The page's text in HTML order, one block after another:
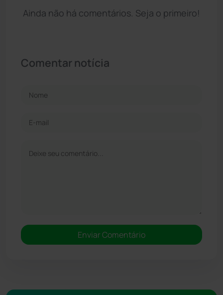
Ainda não há comentários. Seja o primeiro!
Comentar notícia